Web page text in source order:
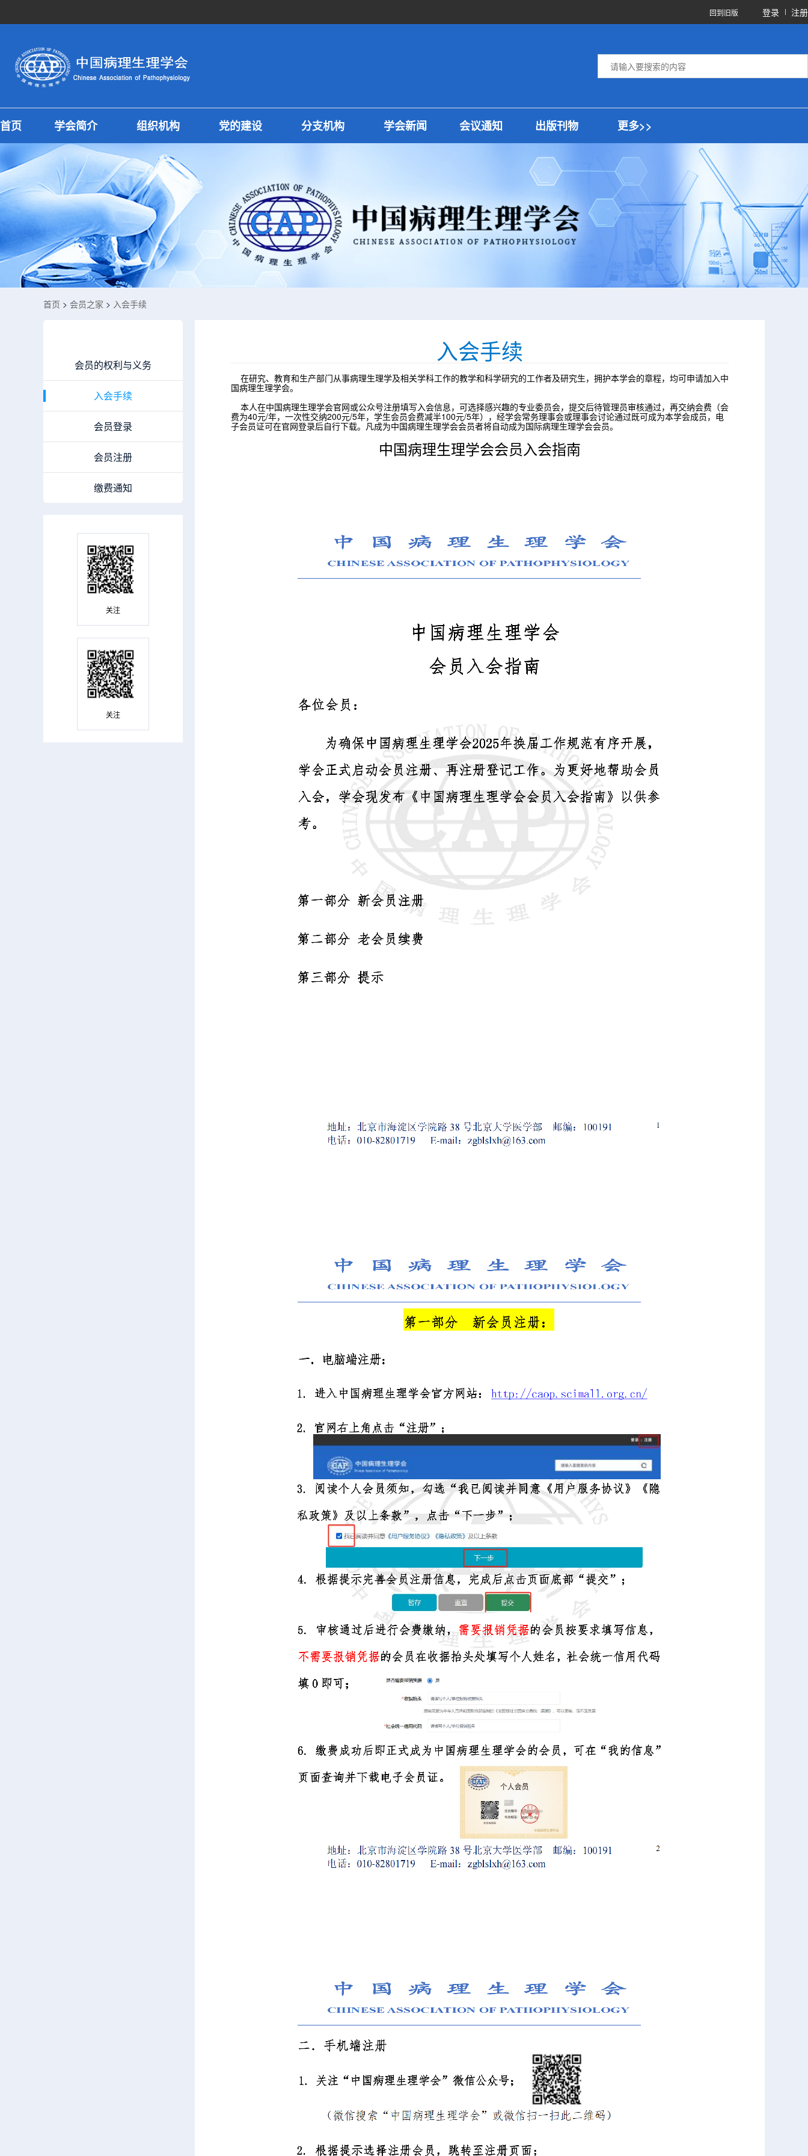
回到旧版 登录 注册
首页 学会简介 组织机构 党的建设 分支机构 学会新闻 会议通知 出版刊物 更多>>
首页 > 会员之家 > 入会手续
会员的权利与义务
入会手续
会员登录
会员注册
缴费通知
关注
关注
入会手续
在研究、教育和生产部门从事病理生理学及相关学科工作的教学和科学研究的工作者及研究生，拥护本学会的章程，均可申请加入中
国病理生理学会。
本人在中国病理生理学会官网或公众号注册填写入会信息，可选择感兴趣的专业委员会，提交后待管理员审核通过，再交纳会费（会
费为40元/年，一次性交纳200元/5年，学生会员会费减半100元/5年），经学会常务理事会或理事会讨论通过既可成为本学会成员，电
子会员证可在官网登录后自行下载。凡成为中国病理生理学会会员者将自动成为国际病理生理学会会员。
中国病理生理学会会员入会指南